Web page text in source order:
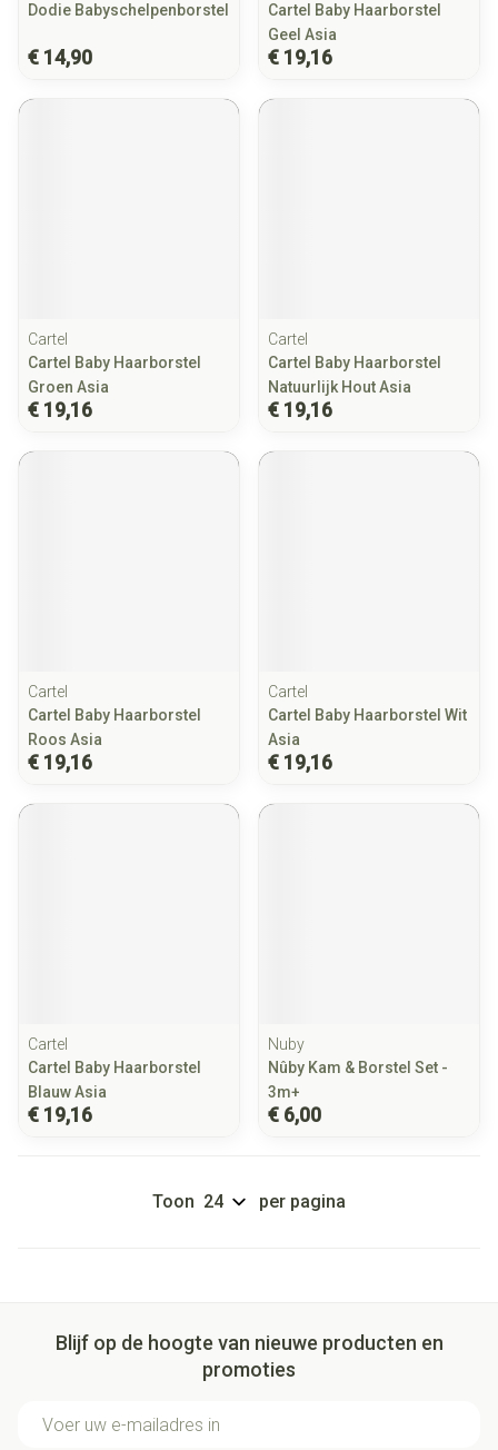
Dodie Babyschelpenborstel
€ 14,90
Cartel Baby Haarborstel
Geel Asia
€ 19,16
Cartel
Cartel Baby Haarborstel
Groen Asia
€ 19,16
Cartel
Cartel Baby Haarborstel
Natuurlijk Hout Asia
€ 19,16
Cartel
Cartel Baby Haarborstel
Roos Asia
€ 19,16
Cartel
Cartel Baby Haarborstel Wit
Asia
€ 19,16
Cartel
Cartel Baby Haarborstel
Blauw Asia
€ 19,16
Nuby
Nûby Kam & Borstel Set -
3m+
€ 6,00
Toon per pagina
Blijf op de hoogte van nieuwe producten en
promoties